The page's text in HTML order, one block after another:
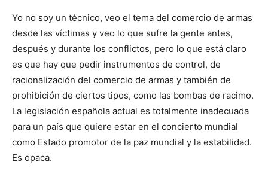
Yo no soy un técnico, veo el tema del comercio de armas
desde las víctimas y veo lo que sufre la gente antes,
después y durante los conflictos, pero lo que está claro
es que hay que pedir instrumentos de control, de
racionalización del comercio de armas y también de
prohibición de ciertos tipos, como las bombas de racimo.
La legislación española actual es totalmente inadecuada
para un país que quiere estar en el concierto mundial
como Estado promotor de la paz mundial y la estabilidad.
Es opaca.